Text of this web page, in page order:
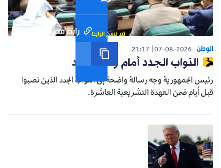
رابط مختصر تم نسخ الرابط
الوطن 07-08-2026
21:17
النواب الجدد أمام واقع جديد
رئيس الجمهورية وجه رسالة واضحة إلى النواب الجدد الذين نصبوا
قبل أيام ضمن العهدة التشريعية العاشرة.